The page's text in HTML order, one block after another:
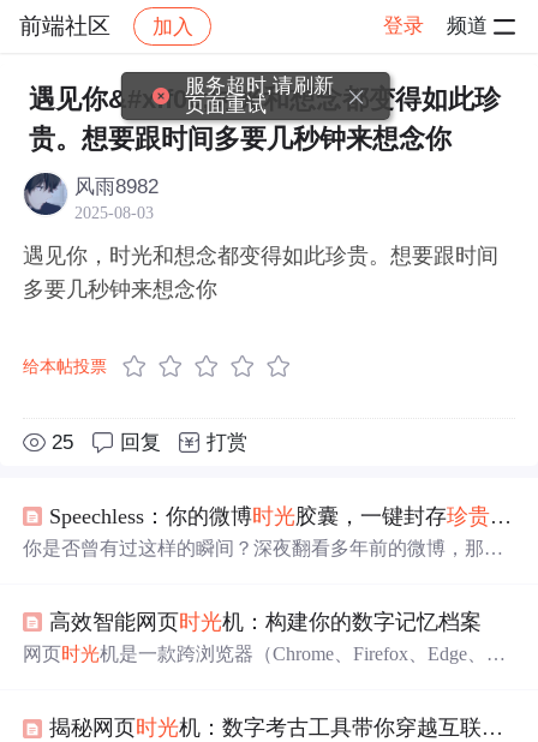
前端社区 加入 登录 频道
社区 前端社区 感慨 帖子详情
遇见你&#xff0c;时光和想念都变得如此珍
贵。想要跟时间多要几秒钟来想念你
风雨8982
2025-08-03
遇见你，时光和想念都变得如此珍贵。想要跟时间
多要几秒钟来想念你
给本帖投票
25 回复 打赏
Speechless：你的微博时光胶囊，一键封存珍贵回忆
你是否曾有过这样的瞬间？深夜翻看多年前的微博，那些
封，内容可能被删，那些承载着回忆的微博随时可能消
失。现在，有了Speechless，你可以将这些数字记忆永久封
了近五千条微博。从大学时光到职
高效智能网页时光机：构建你的数字记忆档案
网页时光机是一款跨浏览器（Chrome、Firefox、Edge、Saf
云端存档、时间轴浏览、Outlinks与截图选项、永久链接分
揭秘网页时光机：数字考古工具带你穿越互联网历史
服务超时,请刷新
页面重试